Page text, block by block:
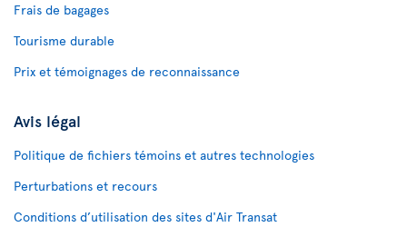
Frais de bagages
Tourisme durable
Prix et témoignages de reconnaissance
Avis légal
Politique de fichiers témoins et autres technologies
Perturbations et recours
Conditions d’utilisation des sites d'Air Transat